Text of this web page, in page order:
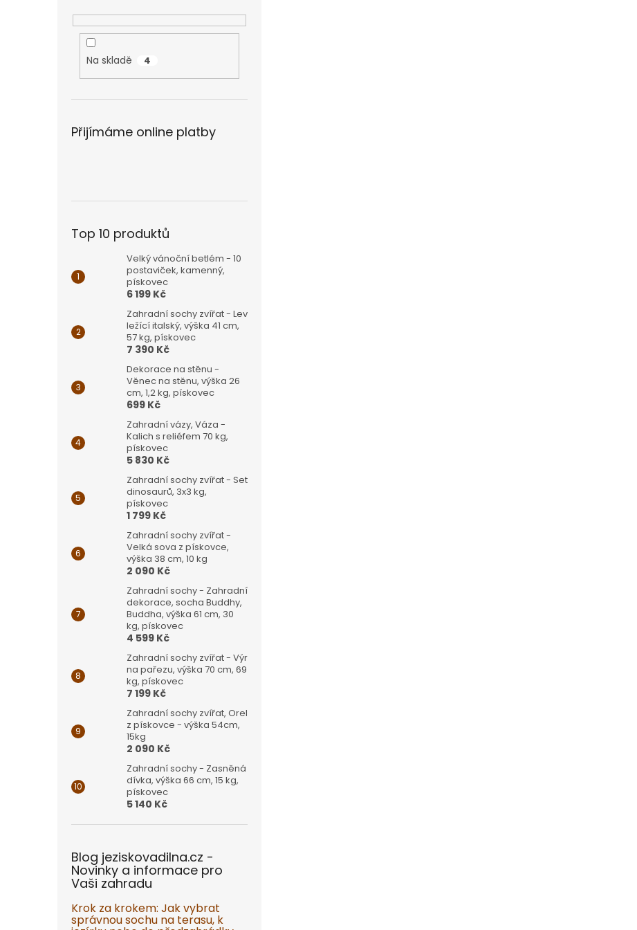
Na skladě 4
Přijímáme online platby
Top 10 produktů
Velký vánoční betlém - 10
postaviček, kamenný,
pískovec
6 199 Kč
Zahradní sochy zvířat - Lev
ležící italský, výška 41 cm,
57 kg, pískovec
7 390 Kč
Dekorace na stěnu -
Věnec na stěnu, výška 26
cm, 1,2 kg, pískovec
699 Kč
Zahradní vázy, Váza -
Kalich s reliéfem 70 kg,
pískovec
5 830 Kč
Zahradní sochy zvířat - Set
dinosaurů, 3x3 kg,
pískovec
1 799 Kč
Zahradní sochy zvířat -
Velká sova z pískovce,
výška 38 cm, 10 kg
2 090 Kč
Zahradní sochy - Zahradní
dekorace, socha Buddhy,
Buddha, výška 61 cm, 30
kg, pískovec
4 599 Kč
Zahradní sochy zvířat - Výr
na pařezu, výška 70 cm, 69
kg, pískovec
7 199 Kč
Zahradní sochy zvířat, Orel
z pískovce - výška 54cm,
15kg
2 090 Kč
Zahradní sochy - Zasněná
dívka, výška 66 cm, 15 kg,
pískovec
5 140 Kč
Blog jeziskovadilna.cz -
Novinky a informace pro
Vaši zahradu
Krok za krokem: Jak vybrat
správnou sochu na terasu, k